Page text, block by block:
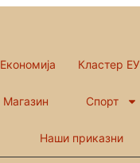
Економија Кластер ЕУ
Магазин Спорт
Наши приказни